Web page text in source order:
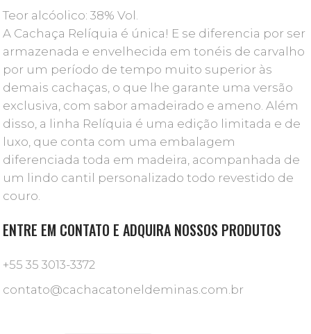
Teor alcóolico: 38% Vol.
A Cachaça Relíquia é única! E se diferencia por ser
armazenada e envelhecida em tonéis de carvalho
por um período de tempo muito superior às
demais cachaças, o que lhe garante uma versão
exclusiva, com sabor amadeirado e ameno. Além
disso, a linha Relíquia é uma edição limitada e de
luxo, que conta com uma embalagem
diferenciada toda em madeira, acompanhada de
um lindo cantil personalizado todo revestido de
couro.
ENTRE EM CONTATO E ADQUIRA NOSSOS PRODUTOS
+55 35 3013-3372
contato@cachacatoneldeminas.com.br